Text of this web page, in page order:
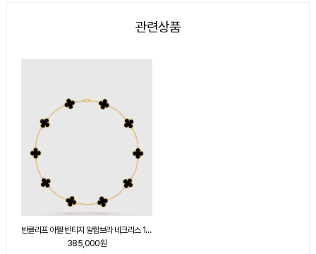
관련상품
반클리프 아펠 빈티지 알함브라 네크리스 10개 모티브 오닉스 42700
385,000원